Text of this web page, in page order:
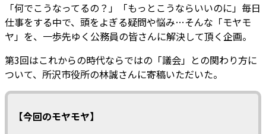
「何でこうなってるの？」「もっとこうならいいのに」毎日
仕事をする中で、頭をよぎる疑問や悩み…そんな「モヤモ
ヤ」を、一歩先ゆく公務員の皆さんに解決して頂く企画。
第3回はこれからの時代ならではの「議会」との関わり方に
ついて、所沢市役所の林誠さんに寄稿いただいた。
【今回のモヤモヤ】